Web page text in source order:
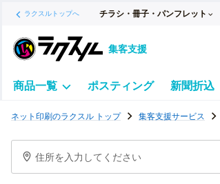
ラクスルトップへ チラシ・冊子・パンフレット
集客支援
商品一覧 ポスティング 新聞折込
テ
ネット印刷のラクスル トップ 集客支援サービス
住所を入力してください